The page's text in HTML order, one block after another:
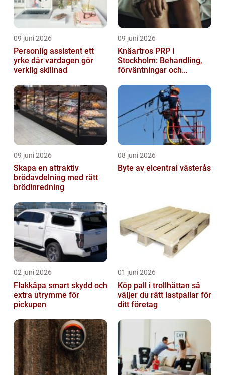
09 juni 2026
Personlig assistent ett
yrke där vardagen gör
verklig skillnad
09 juni 2026
Knäartros PRP i
Stockholm: Behandling,
förväntningar och
09 juni 2026
Skapa en attraktiv
brödavdelning med rätt
brödinredning
08 juni 2026
Byte av elcentral västerås
02 juni 2026
Flakkåpa smart skydd och
extra utrymme för
pickupen
01 juni 2026
Köp pall i trollhättan så
väljer du rätt lastpallar för
ditt företag